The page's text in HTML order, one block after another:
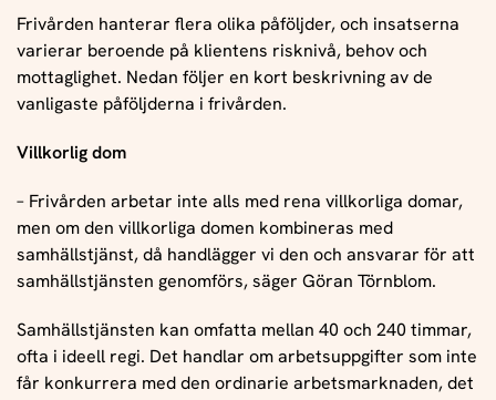
Frivården hanterar flera olika påföljder, och insatserna
varierar beroende på klientens risknivå, behov och
mottaglighet. Nedan följer en kort beskrivning av de
vanligaste påföljderna i frivården.
Villkorlig dom
– Frivården arbetar inte alls med rena villkorliga domar,
men om den villkorliga domen kombineras med
samhällstjänst, då handlägger vi den och ansvarar för att
samhällstjänsten genomförs, säger Göran Törnblom.
Samhällstjänsten kan omfatta mellan 40 och 240 timmar,
ofta i ideell regi. Det handlar om arbetsuppgifter som inte
får konkurrera med den ordinarie arbetsmarknaden, det